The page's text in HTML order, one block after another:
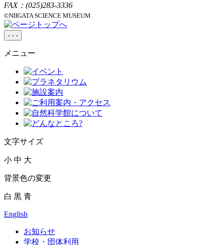
FAX：(025)283-3336
©NIIGATA SCIENCE MUSEUM
- - -
メニュー
文字サイズ
小 中 大
背景色の変更
白 黒 青
English
お知らせ
学校・団体利用